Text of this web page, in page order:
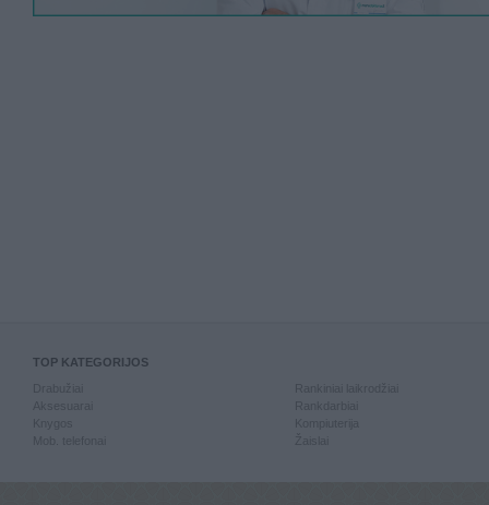
TOP KATEGORIJOS
Knygos
Mob. telefonai
Kompiuterija
Žaislai